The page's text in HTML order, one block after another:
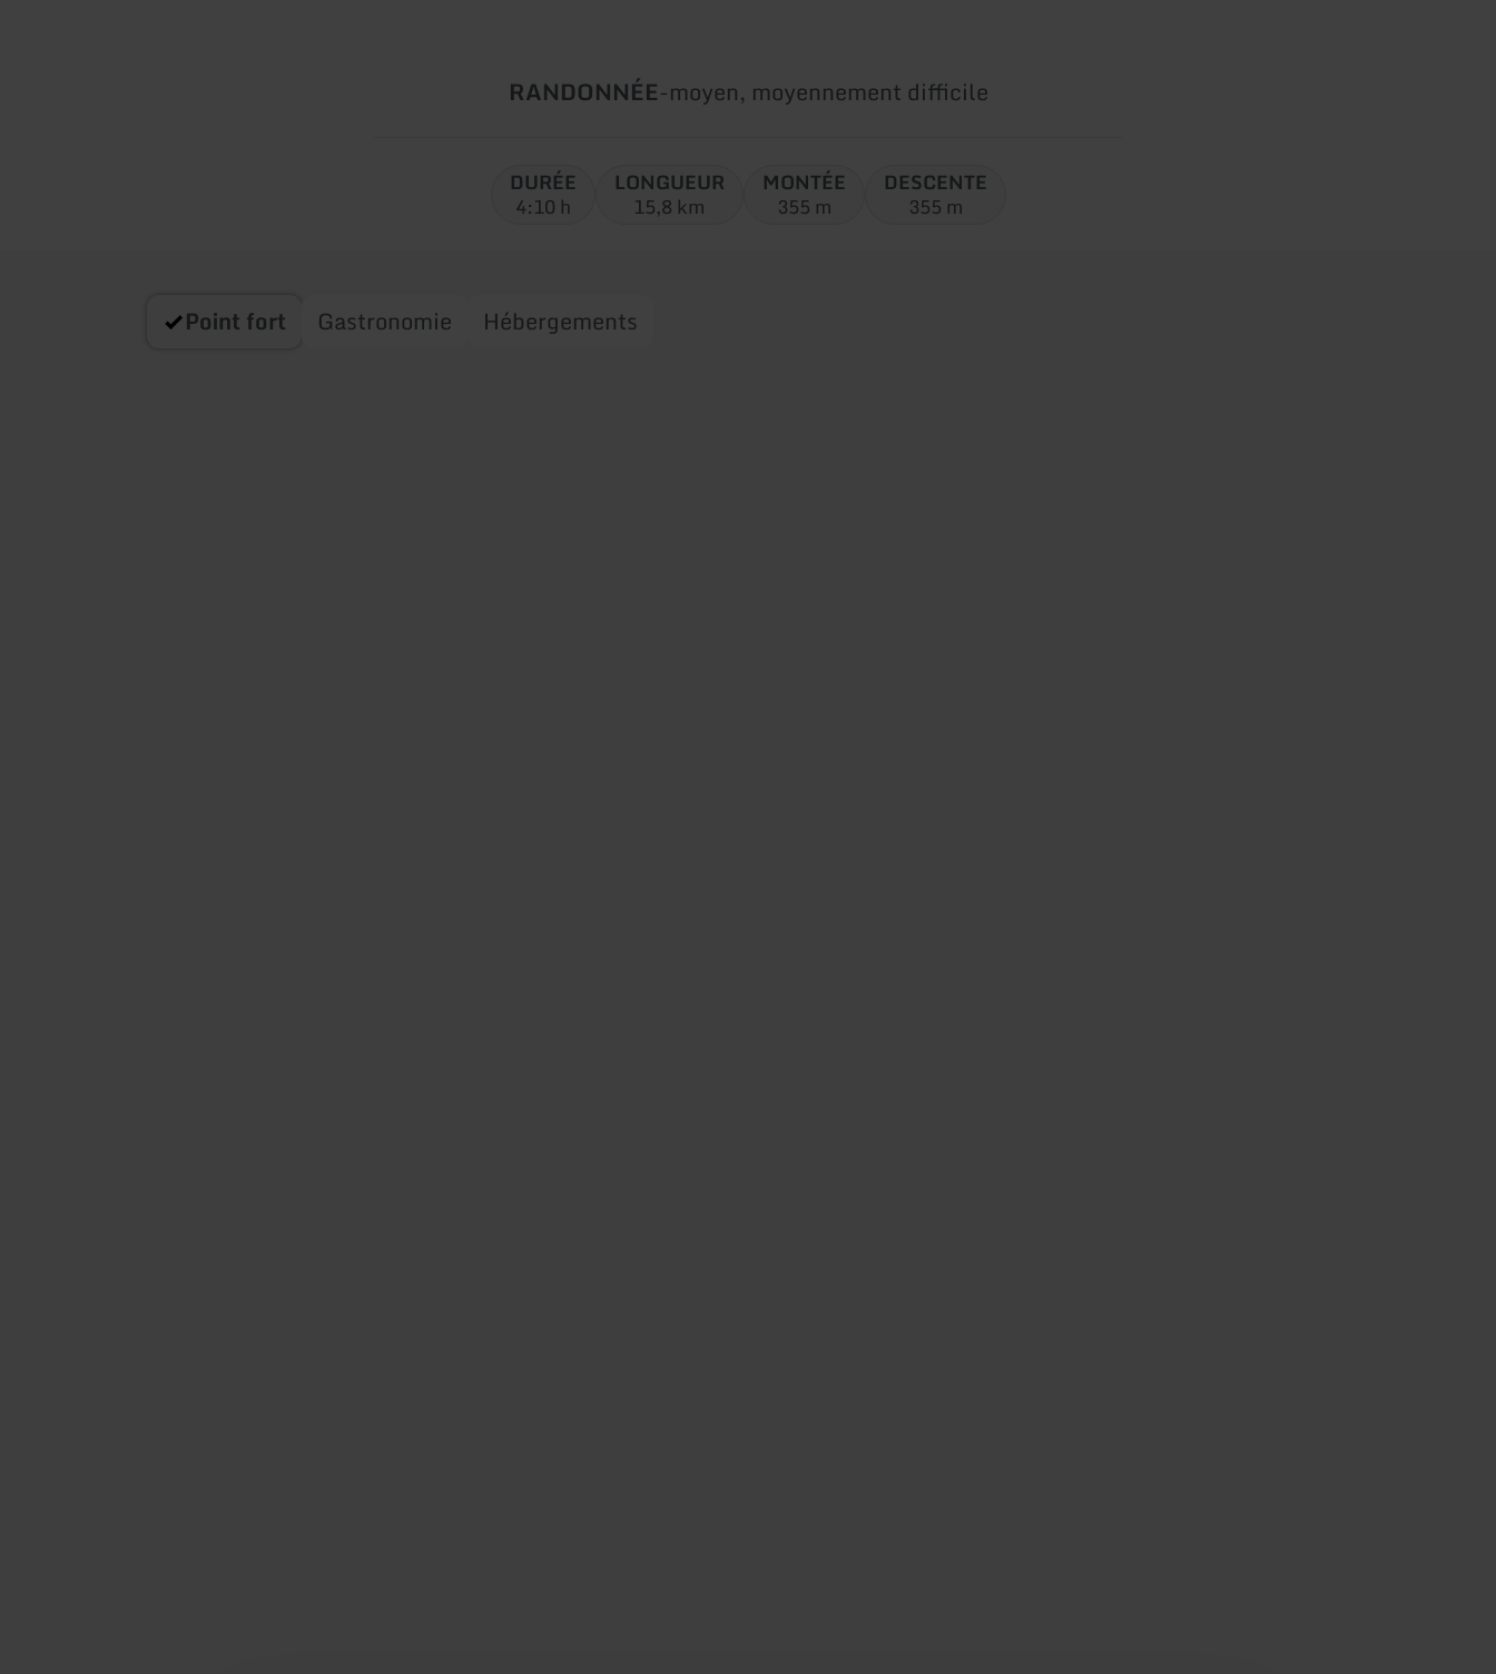
Type
circuit:
RANDONNÉE-Difficulté:
moyen, moyennement difficile
DURÉE
4:10 h
LONGUEUR
15,8 km
MONTÉE
355 m
DESCENTE
355 m
Point fort Gastronomie Hébergements